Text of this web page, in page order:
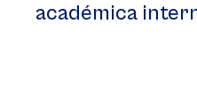
académica